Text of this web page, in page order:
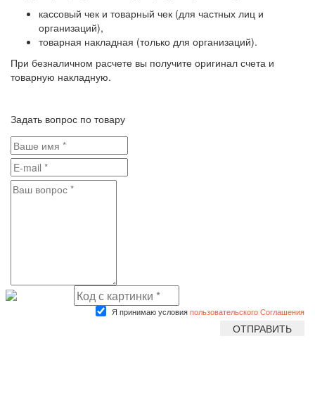
кассовый чек и товарный чек (для частных лиц и
организаций),
товарная накладная (только для организаций).
При безналичном расчете вы получите оригинал счета и
товарную накладную.
Задать вопрос по товару
Я принимаю условияпользовательского Соглашения